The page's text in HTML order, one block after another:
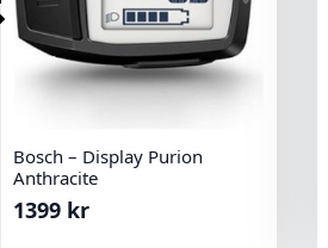
Bosch – Display Purion
Anthracite
1399 kr